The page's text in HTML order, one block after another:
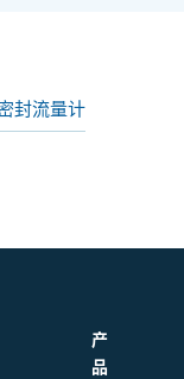
封流量计
产
品